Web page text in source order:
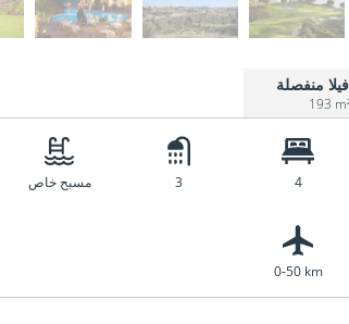
فيلا منفصلة
193
4
3 مسبح خاص
0-50 km